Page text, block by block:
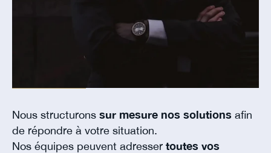
Nous structurons sur mesure nos solutions afin
de répondre à votre situation.
Nos équipes peuvent adresser toutes vos